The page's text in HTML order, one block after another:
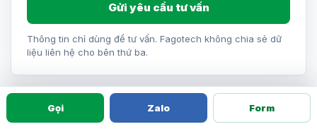
Gửi yêu cầu tư vấn
Thông tin chỉ dùng để tư vấn. Fagotech không chia sẻ dữ
liệu liên hệ cho bên thứ ba.
Gọi Zalo Form